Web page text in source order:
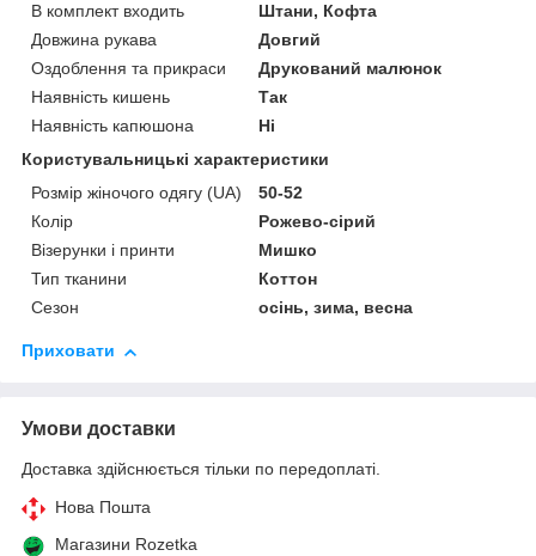
В комплект входить
Штани, Кофта
Довжина рукава
Довгий
Оздоблення та прикраси
Друкований малюнок
Наявність кишень
Так
Наявність капюшона
Ні
Користувальницькі характеристики
Розмір жіночого одягу (UA)
50-52
Колір
Рожево-сірий
Візерунки і принти
Мишко
Тип тканини
Коттон
Сезон
осінь, зима, весна
Приховати
Умови доставки
Доставка здійснюється тільки по передоплаті.
Нова Пошта
Магазини Rozetka